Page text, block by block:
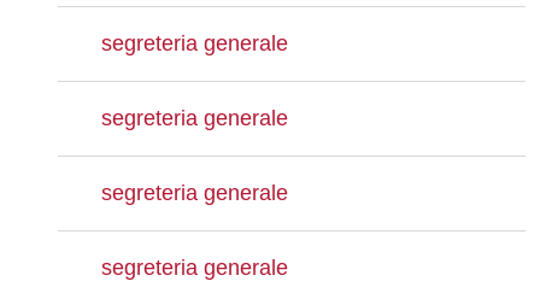
segreteria generale
segreteria generale
segreteria generale
segreteria generale